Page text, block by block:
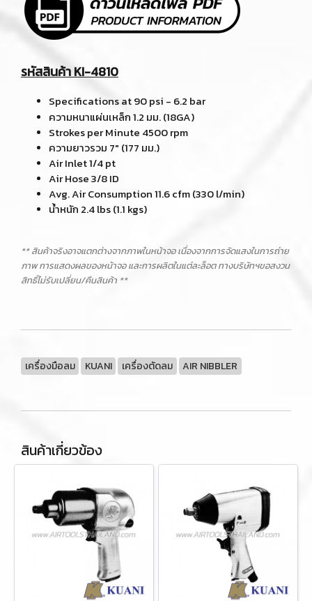
รหัสสินค้า KI-4810
Specifications at 90 psi - 6.2 bar
ความหนาแผ่นเหล็ก 1.2 มม. (18GA)
Strokes per Minute 4500 rpm
ความยาวรวม 7" (177 มม.)
Air Inlet 1/4 pt
Air Hose 3/8 ID
Avg. Air Consumption 11.6 cfm (330 l/min)
น้ำหนัก 2.4 lbs (1.1 kgs)
** สินค้าจริงอาจแตกต่างจากภาพในหน้าจอ เนื่องจากการจัดแสงในการถ่าย
ภาพ การแสดงผลของหน้าจอ และการผลิตในแต่ละล็อต ทางบริษัทฯขอสงวน
สิทธิ์ไม่รับเปลี่ยน/คืนสินค้า **
เครื่องมือลม KUANI เครื่องตัดลม AIR NIBBLER
สินค้าเกี่ยวข้อง